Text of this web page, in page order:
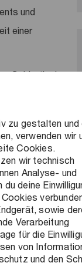
zu gestalten und
verwenden wir
Cookies.
wir technisch
Analyse- und
deine
sowie
Verarbeitung
für die
von
und den
und
einer
Sabbaticals
bieten
einer
flexibles und
sind. Alle